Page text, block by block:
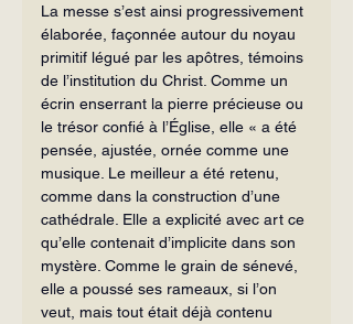
La messe s’est ainsi progressivement
élaborée, façonnée autour du noyau
primitif légué par les apôtres, témoins
de l’institution du Christ. Comme un
écrin enserrant la pierre précieuse ou
le trésor confié à l’Église, elle « a été
pensée, ajustée, ornée comme une
musique. Le meilleur a été retenu,
comme dans la construction d’une
cathédrale. Elle a explicité avec art ce
qu’elle contenait d’implicite dans son
mystère. Comme le grain de sénevé,
elle a poussé ses rameaux, si l’on
veut, mais tout était déjà contenu